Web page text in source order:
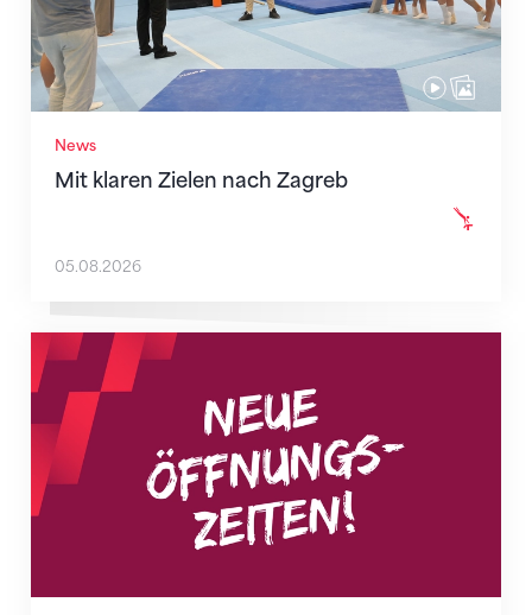
News
Mit klaren Zielen nach Zagreb
05.08.2026
Neue Empfangszeiten ab 1. August 2026